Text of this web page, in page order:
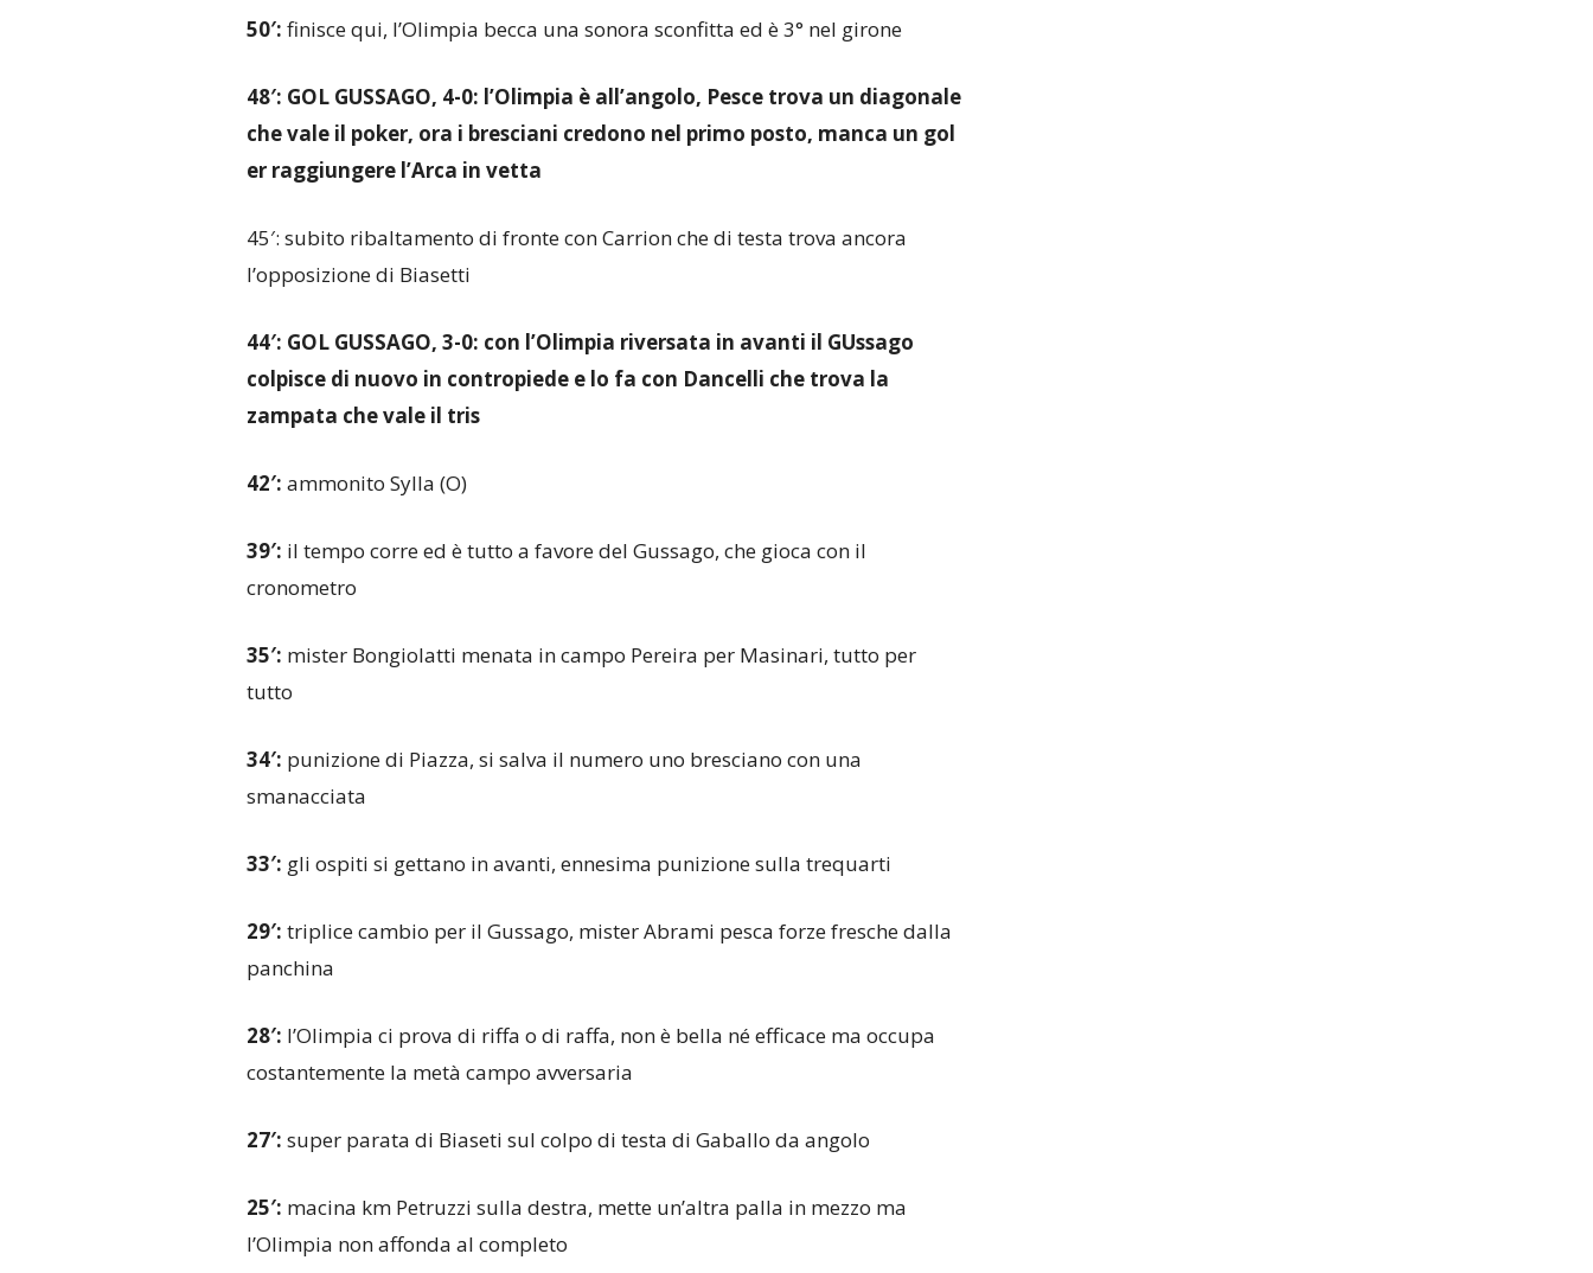
50′: finisce qui, l’Olimpia becca una sonora sconfitta ed è 3° nel girone
48′: GOL GUSSAGO, 4-0: l’Olimpia è all’angolo, Pesce trova un diagonale
che vale il poker, ora i bresciani credono nel primo posto, manca un gol
er raggiungere l’Arca in vetta
45′: subito ribaltamento di fronte con Carrion che di testa trova ancora
l’opposizione di Biasetti
44′: GOL GUSSAGO, 3-0: con l’Olimpia riversata in avanti il GUssago
colpisce di nuovo in contropiede e lo fa con Dancelli che trova la
zampata che vale il tris
42′: ammonito Sylla (O)
39′: il tempo corre ed è tutto a favore del Gussago, che gioca con il
cronometro
35′: mister Bongiolatti menata in campo Pereira per Masinari, tutto per
tutto
34′: punizione di Piazza, si salva il numero uno bresciano con una
smanacciata
33′: gli ospiti si gettano in avanti, ennesima punizione sulla trequarti
29′: triplice cambio per il Gussago, mister Abrami pesca forze fresche dalla
panchina
28′: l’Olimpia ci prova di riffa o di raffa, non è bella né efficace ma occupa
costantemente la metà campo avversaria
27′: super parata di Biaseti sul colpo di testa di Gaballo da angolo
25′: macina km Petruzzi sulla destra, mette un’altra palla in mezzo ma
l’Olimpia non affonda al completo